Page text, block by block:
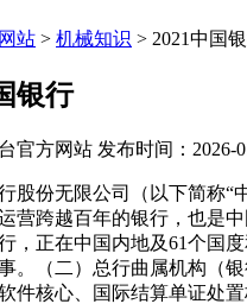
站 > 机械知识 > 2021中国
银行
官方网站 发布时间：2026-
份无限公司（以下简称“
营跨越百年的银行，也是
，正在中国内地及61个国
。（二）总行曲属机构（
件核心、国际结算单证处置